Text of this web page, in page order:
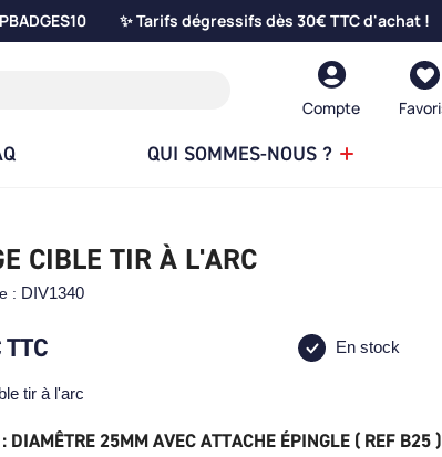
✨ Tarifs dégressifs dès 30€ TTC d'achat !
Compte
QUI SOMMES-NOUS ?
CIBLE TIR À L'ARC
: DIV1340
TTC En stock
tir à l'arc
DIAMÊTRE 25MM AVEC ATTACHE ÉPINGLE ( REF B25 )